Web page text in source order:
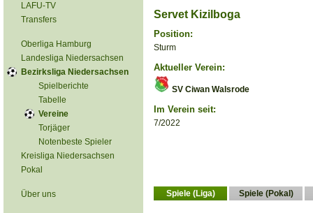
LAFU-TV
Transfers
Oberliga Hamburg
Landesliga Niedersachsen
Bezirksliga Niedersachsen
Spielberichte
Tabelle
Vereine
Torjäger
Notenbeste Spieler
Kreisliga Niedersachsen
Pokal
Über uns
Servet Kizilboga
Position:
Sturm
Aktueller Verein:
SV Ciwan Walsrode
Im Verein seit:
7/2022
Spiele (Liga) Spiele (Pokal)